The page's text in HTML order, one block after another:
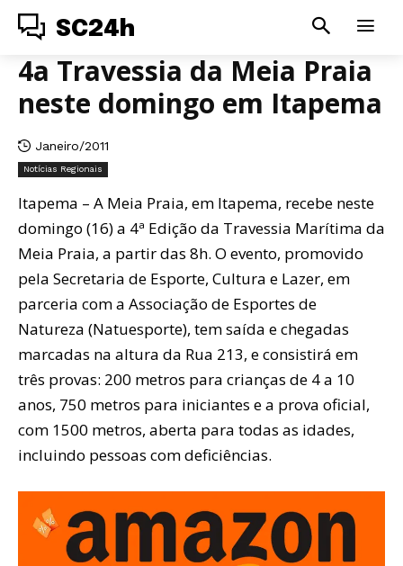
SC24h
4a Travessia da Meia Praia
neste domingo em Itapema
Janeiro/2011
Notícias Regionais
Itapema – A Meia Praia, em Itapema, recebe neste
domingo (16) a 4ª Edição da Travessia Marítima da
Meia Praia, a partir das 8h. O evento, promovido
pela Secretaria de Esporte, Cultura e Lazer, em
parceria com a Associação de Esportes de
Natureza (Natuesporte), tem saída e chegadas
marcadas na altura da Rua 213, e consistirá em
três provas: 200 metros para crianças de 4 a 10
anos, 750 metros para iniciantes e a prova oficial,
com 1500 metros, aberta para todas as idades,
incluindo pessoas com deficiências.